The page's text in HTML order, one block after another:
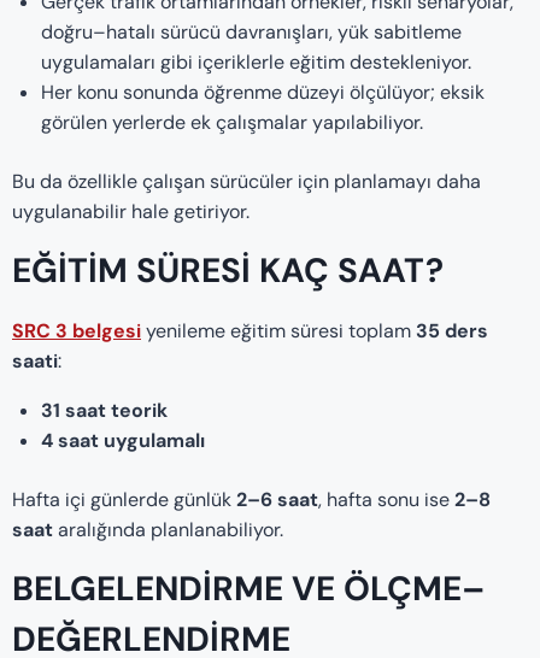
doğru–hatalı sürücü davranışları, yük sabitleme
uygulamaları gibi içeriklerle eğitim destekleniyor.
Her konu sonunda öğrenme düzeyi ölçülüyor; eksik
görülen yerlerde ek çalışmalar yapılabiliyor.
Bu da özellikle çalışan sürücüler için planlamayı daha
uygulanabilir hale getiriyor.
EĞITIM SÜRESI KAÇ SAAT?
SRC 3 belgesiyenileme eğitim süresi toplam 35 ders
saati:
31 saat teorik
4 saat uygulamalı
Hafta içi günlerde günlük2–6 saat, hafta sonu ise2–8
saataralığında planlanabiliyor.
BELGELENDIRME VE ÖLÇME–
DEĞERLENDIRME